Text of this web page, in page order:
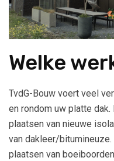
Welke
TvdG-Bouw voert veel
en rondom uw platte
plaatsen van nieuwe
van dakleer/
plaatsen van